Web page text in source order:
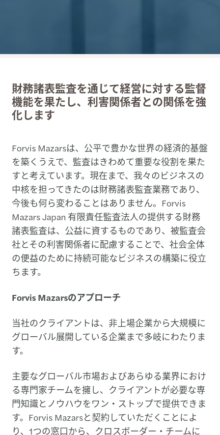
財務諸表監査を通じて経営に対する監督
機能を果たし、利害関係者との関係を強
化します
Forvis Mazarsは、公平で豊かな世界の経済的基盤
を築くうえで、監査はきわめて重要な役割を果た
すと考えています。現在まで、我々のビジネスの
中核を担ってきたのは財務諸表監査業務であり、
今後も何ら変わることはありません。Forvis
Mazars Japan 有限責任監査法人の提供する財務
諸表監査は、公益に資するものであり、被監査会
社とその利害関係者に配慮することで、社会全体
の便益のために持続可能なビジネスの構築に役立
ちます。
Forvis Mazarsのアプローチ
当社のクライアントは、非上場企業から大規模に
グローバル展開している企業まで多岐にわたりま
す。
主要なグローバル市場およびあらゆる業界におけ
る専門家チームを擁し、クライアントが必要な専
門知識とノウハウをワン・ストップで提供できま
す。Forvis Mazarsと契約していただくことによ
り、1つの窓口から、クロスボーダー・チームに